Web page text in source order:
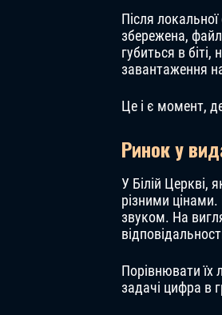
Після
збережена,
губиться в
завантаження
Це і є момент,
Ринок у
У Білій Церкві,
різними
звуком. На
Порівнювати їх
задачі цифра в